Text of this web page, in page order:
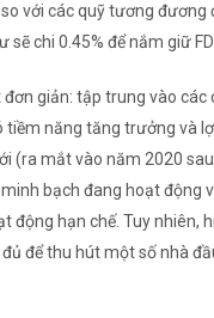
với các quỹ tương đương
sẽ chi 0.45% để nắm giữ
đơn giản: tập trung vào các
tiềm năng tăng trưởng và
(ra mắt vào năm 2020 sau
bạch đang hoạt động
động hạn chế. Tuy nhiên,
để thu hút một số nhà